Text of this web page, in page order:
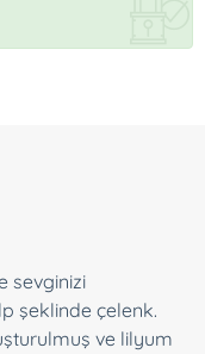
sevginizi
şeklinde çelenk.
ve lilyum